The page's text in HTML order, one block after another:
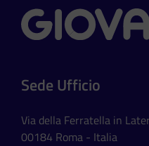
Contatti
Sede Ufficio
Via della Ferratella in
00184 Roma - Italia